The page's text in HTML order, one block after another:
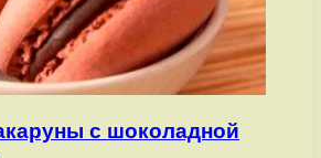
с шоколадной